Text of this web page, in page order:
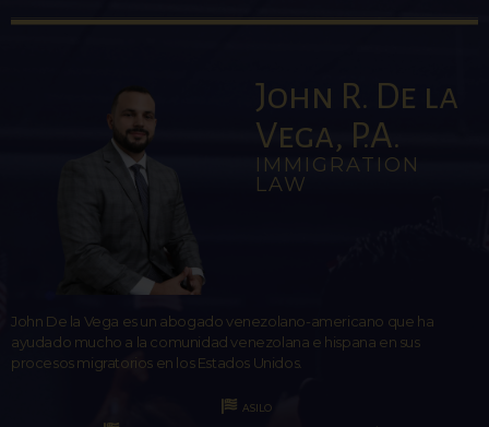
John R. De la
Vega, P.A.
IMMIGRATION
LAW
John De la Vega es un abogado venezolano-americano que ha
ayudado mucho a la comunidad venezolana e hispana en sus
procesos migratorios en los Estados Unidos.
ASILO